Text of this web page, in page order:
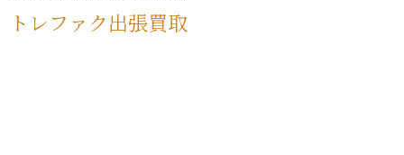
トレファク出張買取